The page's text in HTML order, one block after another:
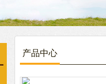
产品中心